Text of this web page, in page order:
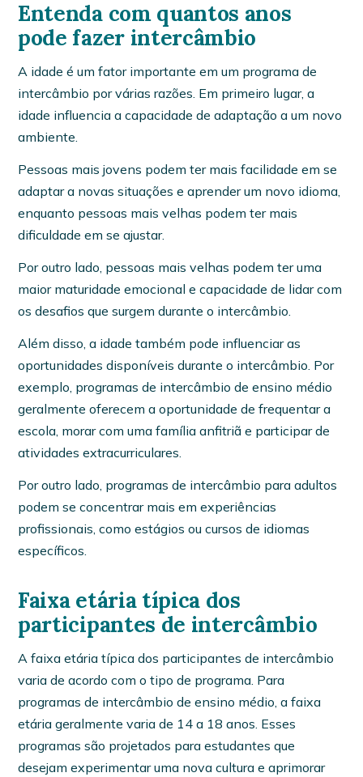
Entenda com quantos anos
pode fazer intercâmbio
A idade é um fator importante em um programa de
intercâmbio por várias razões. Em primeiro lugar, a
idade influencia a capacidade de adaptação a um novo
ambiente.
Pessoas mais jovens podem ter mais facilidade em se
adaptar a novas situações e aprender um novo idioma,
enquanto pessoas mais velhas podem ter mais
dificuldade em se ajustar.
Por outro lado, pessoas mais velhas podem ter uma
maior maturidade emocional e capacidade de lidar com
os desafios que surgem durante o intercâmbio.
Além disso, a idade também pode influenciar as
oportunidades disponíveis durante o intercâmbio. Por
exemplo, programas de intercâmbio de ensino médio
geralmente oferecem a oportunidade de frequentar a
escola, morar com uma família anfitriã e participar de
atividades extracurriculares.
Por outro lado, programas de intercâmbio para adultos
podem se concentrar mais em experiências
profissionais, como estágios ou cursos de idiomas
específicos.
Faixa etária típica dos
participantes de intercâmbio
A faixa etária típica dos participantes de intercâmbio
varia de acordo com o tipo de programa. Para
programas de intercâmbio de ensino médio, a faixa
etária geralmente varia de 14 a 18 anos. Esses
programas são projetados para estudantes que
desejam experimentar uma nova cultura e aprimorar